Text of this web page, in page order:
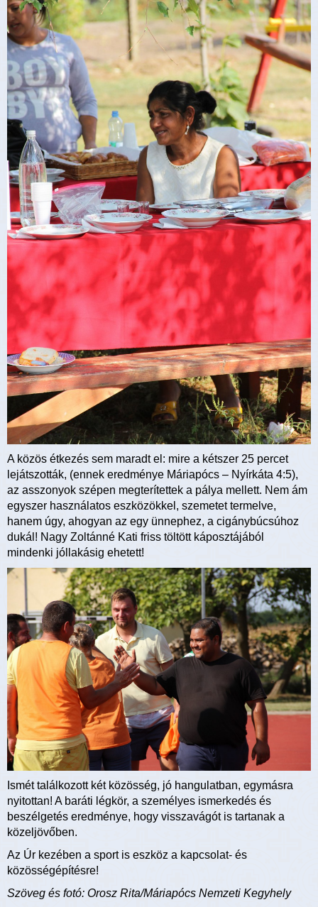
A közös étkezés sem maradt el: mire a kétszer 25 percet
lejátszották, (ennek eredménye Máriapócs – Nyírkáta 4:5),
az asszonyok szépen megterítettek a pálya mellett. Nem ám
egyszer használatos eszközökkel, szemetet termelve,
hanem úgy, ahogyan az egy ünnephez, a cigánybúcsúhoz
dukál! Nagy Zoltánné Kati friss töltött káposztájából
mindenki jóllakásig ehetett!
Ismét találkozott két közösség, jó hangulatban, egymásra
nyitottan! A baráti légkör, a személyes ismerkedés és
beszélgetés eredménye, hogy visszavágót is tartanak a
közeljövőben.
Az Úr kezében a sport is eszköz a kapcsolat- és
közösségépítésre!
Szöveg és fotó: Orosz Rita/Máriapócs Nemzeti Kegyhely